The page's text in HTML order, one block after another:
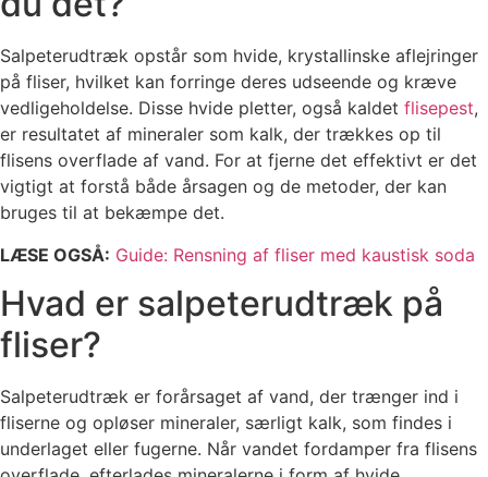
Salpeterudtræk opstår som hvide, krystallinske aflejringer
på fliser, hvilket kan forringe deres udseende og kræve
vedligeholdelse. Disse hvide pletter, også kaldet flisepest,
er resultatet af mineraler som kalk, der trækkes op til
flisens overflade af vand. For at fjerne det effektivt er det
vigtigt at forstå både årsagen og de metoder, der kan
bruges til at bekæmpe det.
LÆSE OGSÅ: Guide: Rensning af fliser med kaustisk soda
Hvad er salpeterudtræk på
fliser?
Salpeterudtræk er forårsaget af vand, der trænger ind i
fliserne og opløser mineraler, særligt kalk, som findes i
underlaget eller fugerne. Når vandet fordamper fra flisens